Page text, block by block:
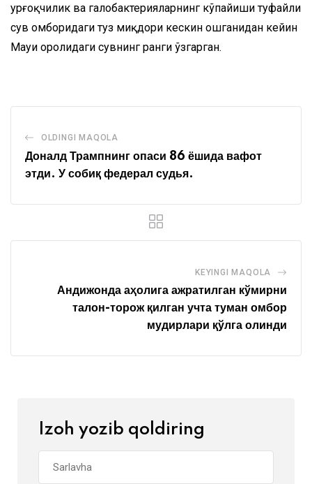
Қурғоқчилик ва галобактерияларнинг кўпайиши туфайли
сув омборидаги туз миқдори кескин ошганидан кейин
Мауи оролидаги сувнинг ранги ўзгарган.
OLDINGI MAQOLA
Доналд Трампнинг опаси 86 ёшида вафот
этди. У собиқ федерал судья.
KEYINGI MAQOLA
Андижонда аҳолига ажратилган кўмирни
талон-торож қилган учта туман омбор
мудирлари қўлга олинди
Izoh yozib qoldiring